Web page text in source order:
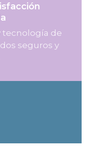
tecnología de
seguros y